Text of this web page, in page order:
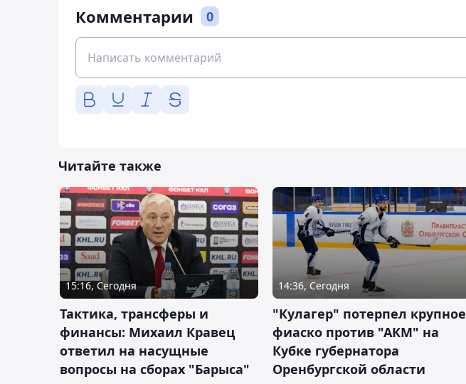
Комментарии 0
Читайте также
15:16, Сегодня
Тактика, трансферы и
финансы: Михаил Кравец
ответил на насущные
вопросы на сборах "Барыса"
14:36, Сегодня
"Кулагер" потерпел крупное
фиаско против "АКМ" на
Кубке губернатора
Оренбургской области